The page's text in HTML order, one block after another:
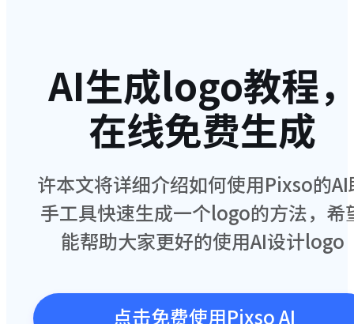
AI生成logo教程
在线免费生成
许本文将详细介绍如何使用Pixso的AI
手工具快速生成一个logo的方法，希
能帮助大家更好的使用AI设计logo
点击免费使用Pixso AI